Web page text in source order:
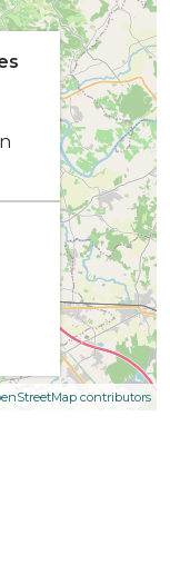
contributors